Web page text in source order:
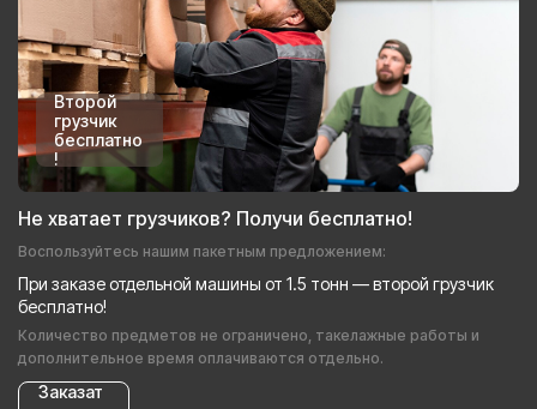
Второй
грузчик
бесплатно
!
Не хватает грузчиков? Получи бесплатно!
Воспользуйтесь нашим пакетным предложением:
При заказе отдельной машины от 1.5 тонн — второй грузчик
бесплатно!
Количество предметов не ограничено, такелажные работы и
дополнительное время оплачиваются отдельно.
Заказат